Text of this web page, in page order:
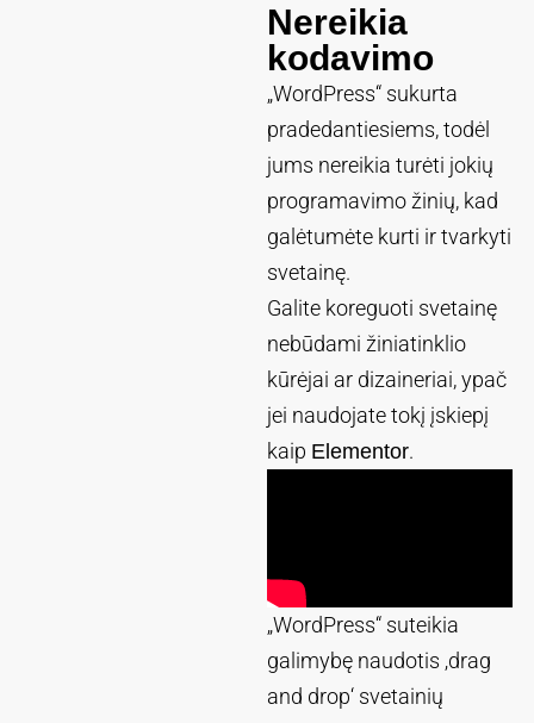
Nereikia
kodavimo
„WordPress“ sukurta
pradedantiesiems, todėl
jums nereikia turėti jokių
programavimo žinių, kad
galėtumėte kurti ir tvarkyti
svetainę.
Galite koreguoti svetainę
nebūdami žiniatinklio
kūrėjai ar dizaineriai, ypač
jei naudojate tokį įskiepį
kaip Elementor.
„WordPress“ suteikia
galimybę naudotis ‚drag
and drop‘ svetainių